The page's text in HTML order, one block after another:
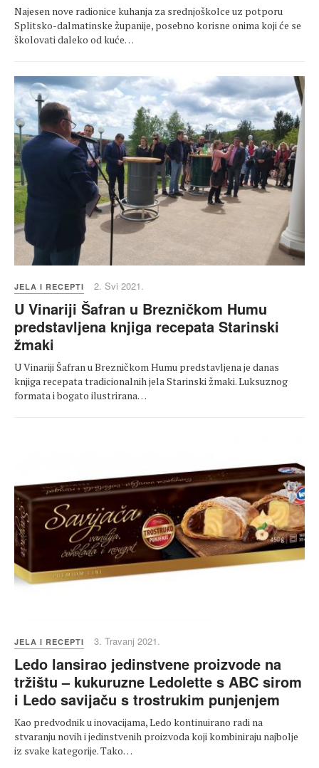
Najesen nove radionice kuhanja za srednjoškolce uz potporu
Splitsko-dalmatinske županije, posebno korisne onima koji će se
školovati daleko od kuće…
JELA I RECEPTI 2. Svi 2021.
U Vinariji Šafran u Brezničkom Humu
predstavljena knjiga recepata Starinski
žmaki
U Vinariji Šafran u Brezničkom Humu predstavljena je danas
knjiga recepata tradicionalnih jela Starinski žmaki. Luksuznog
formata i bogato ilustrirana…
JELA I RECEPTI 3. Travanj 2021.
Ledo lansirao jedinstvene proizvode na
tržištu – kukuruzne Ledolette s ABC sirom
i Ledo savijaču s trostrukim punjenjem
Kao predvodnik u inovacijama, Ledo kontinuirano radi na
stvaranju novih i jedinstvenih proizvoda koji kombiniraju najbolje
iz svake kategorije. Tako…